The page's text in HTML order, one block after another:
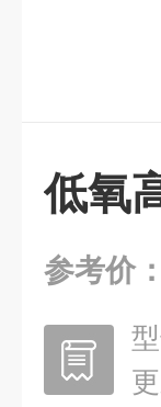
低氧
参考价：